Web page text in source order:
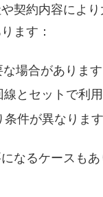
契約内容によ
ます：
場合があります
線とセットで利
件が異なります
なるケースも